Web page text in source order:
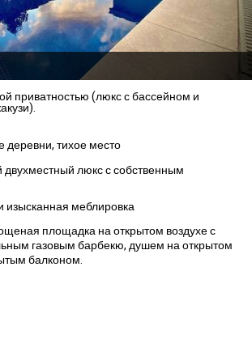
приватностью (люкс с бассейном и
деревни, тихое место
двухместный люкс с собственным
изысканная меблировка
площадка на открытом воздухе с
газовым барбекю, душем на открытом
балконом.